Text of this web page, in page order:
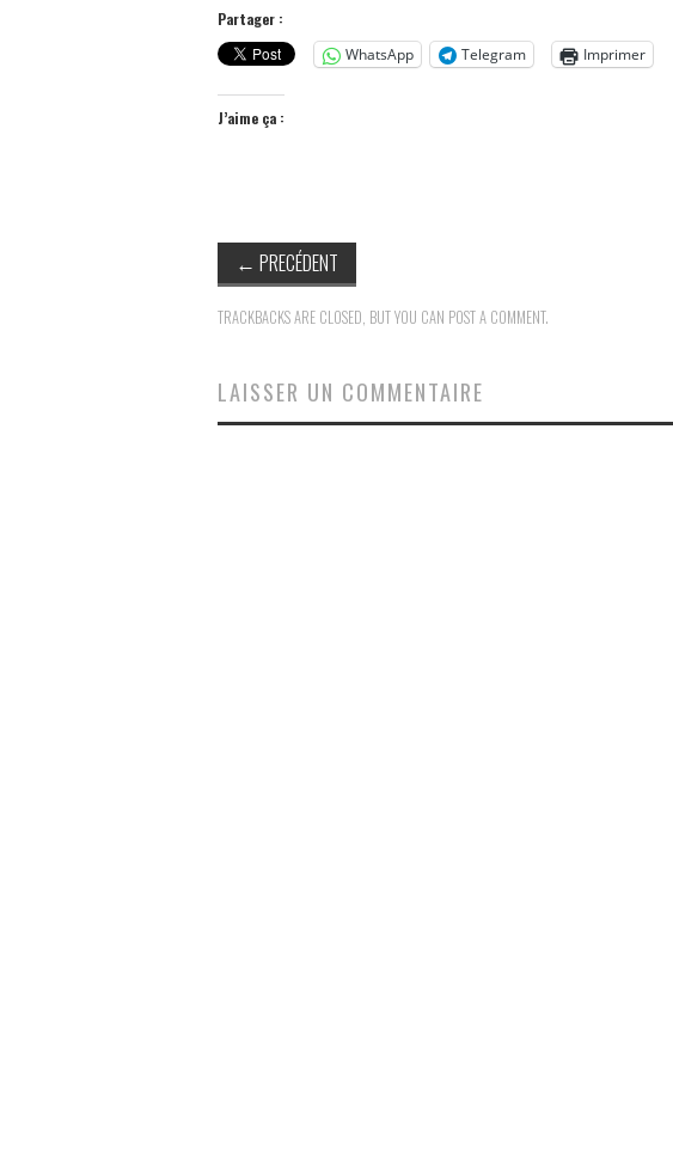
Partager :
WhatsApp
Telegram Imprimer
J’aime ça :
← PRECÉDENT
TRACKBACKS ARE CLOSED, BUT YOU CAN POST A COMMENT.
LAISSER UN COMMENTAIRE